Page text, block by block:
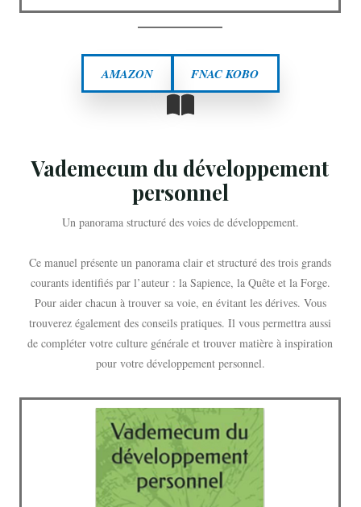
AMAZON FNAC KOBO
Vademecum du développement
personnel
Un panorama structuré des voies de développement.
Ce manuel présente un panorama clair et structuré des trois grands
courants identifiés par l’auteur : la Sapience, la Quête et la Forge.
Pour aider chacun à trouver sa voie, en évitant les dérives. Vous
trouverez également des conseils pratiques. Il vous permettra aussi
de compléter votre culture générale et trouver matière à inspiration
pour votre développement personnel.